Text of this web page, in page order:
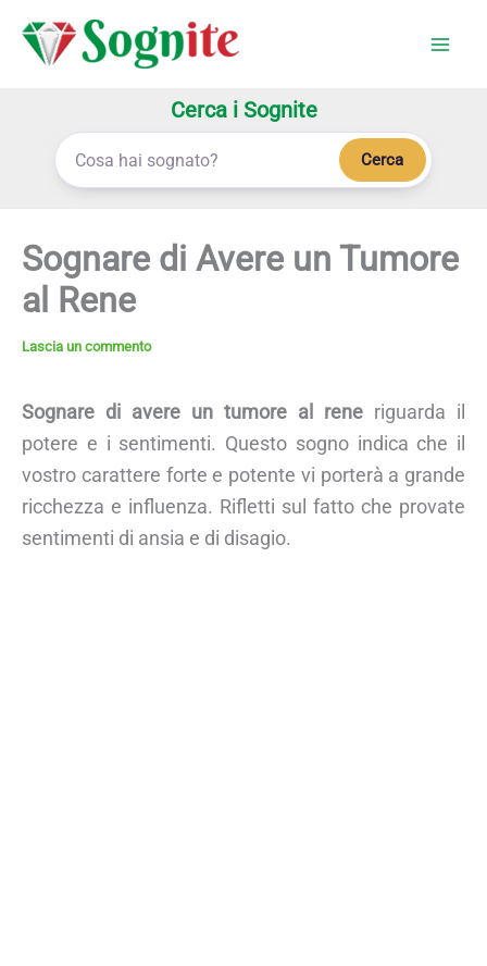
Cerca i Sognite
Cerca
Sognare di Avere un Tumore
al Rene
Lascia un commento
Sognare di avere un tumore al rene riguarda il
potere e i sentimenti. Questo sogno indica che il
vostro carattere forte e potente vi porterà a grande
ricchezza e influenza. Rifletti sul fatto che provate
sentimenti di ansia e di disagio.